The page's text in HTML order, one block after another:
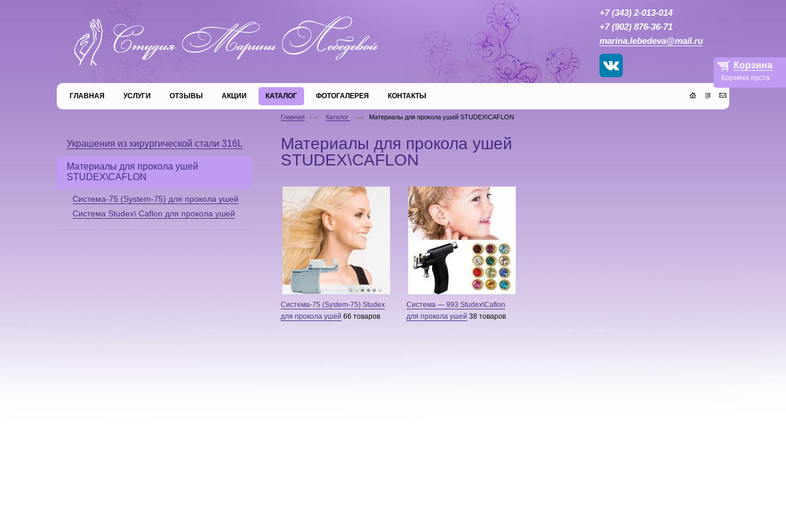
+7 (343) 2-013-014
+7 (902) 876-36-71
marina.lebedeva@mail.ru
ГЛАВНАЯ УСЛУГИ ОТЗЫВЫ АКЦИИ КАТАЛОГ ФОТОГАЛЕРЕЯ КОНТАКТЫ
Корзина
Корзина пуста
Украшения из хирургической стали 316L
Материалы для прокола ушей
STUDEX\CAFLON
Система-75 (System-75) для прокола ушей
Система Studex\ Caflon для прокола ушей
Главная Каталог Материалы для прокола ушей STUDEX\CAFLON
Материалы для прокола ушей
STUDEX\CAFLON
Система-75 (System-75) Studex
для прокола ушей 66 товаров
Система — 993 Studex\Caflon
для прокола ушей 38 товаров